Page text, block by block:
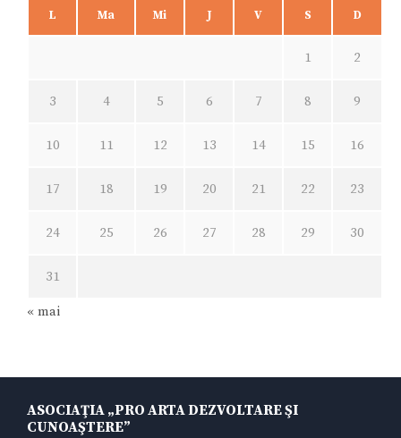
L Ma Mi J V S D
1 2
3 4 5 6 7 8 9
10 11 12 13 14 15 16
17 18 19 20 21 22 23
24 25 26 27 28 29 30
31
« mai
ASOCIAŢIA „PRO ARTA DEZVOLTARE ŞI
CUNOAŞTERE”